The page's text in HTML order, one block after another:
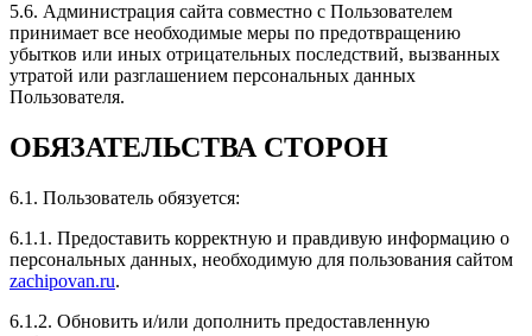
Рейтинг отзыва:
Недавно был здесь, чипуют здесь отлично. Машина
мощнее. Чувствуется, что машина стартует быстрее,
и максимальная скорость увеличилась.
Рейтинг отзыва:5
5.6. Администрация сайта совместно с Пользователем
принимает все необходимые меры по предотвращению
убытков или иных отрицательных последствий, вызванных
утратой или разглашением персональных данных
Пользователя.
ОБЯЗАТЕЛЬСТВА СТОРОН
6.1. Пользователь обязуется:
6.1.1. Предоставить корректную и правдивую информацию о
персональных данных, необходимую для пользования сайтом
zachipovan.ru.
6.1.2. Обновить и/или дополнить предоставленную